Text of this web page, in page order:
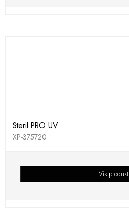
Steril PRO UV
XP-375720
Vis produkt